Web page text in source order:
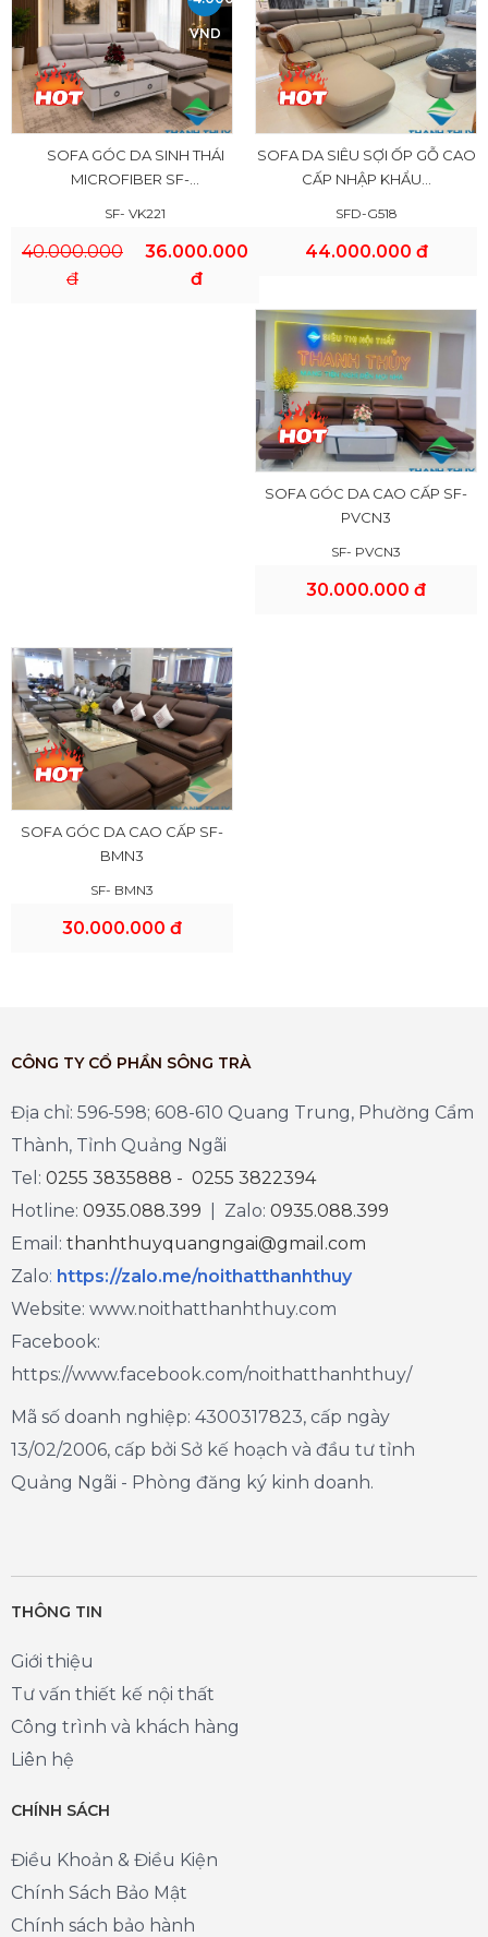
VND
SOFA GÓC DA SINH THÁI
MICROFIBER SF-...
SF- VK221
40.000.000
đ
36.000.000
đ
SOFA DA SIÊU SỢI ỐP GỖ CAO
CẤP NHẬP KHẨU...
SFD-G518
44.000.000 đ
SOFA GÓC DA CAO CẤP SF-
PVCN3
SF- PVCN3
30.000.000 đ
SOFA GÓC DA CAO CẤP SF-
BMN3
SF- BMN3
30.000.000 đ
CÔNG TY CỔ PHẦN SÔNG TRÀ
Địa chỉ: 596-598; 608-610 Quang Trung, Phường Cẩm
Thành, Tỉnh Quảng Ngãi
Tel: 0255 3835888 - 0255 3822394
Hotline: 0935.088.399 | Zalo: 0935.088.399
Email: thanhthuyquangngai@gmail.com
Zalo: https://zalo.me/noithatthanhthuy
Website: www.noithatthanhthuy.com
Facebook:
https://www.facebook.com/noithatthanhthuy/
Mã số doanh nghiệp: 4300317823, cấp ngày
13/02/2006, cấp bởi Sở kế hoạch và đầu tư tỉnh
Quảng Ngãi - Phòng đăng ký kinh doanh.
THÔNG TIN
Giới thiệu
Tư vấn thiết kế nội thất
Công trình và khách hàng
Liên hệ
CHÍNH SÁCH
Điều Khoản & Điều Kiện
Chính Sách Bảo Mật
Chính sách bảo hành